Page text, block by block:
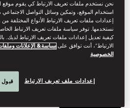
RICA BAR
نحن نستخدم ملفات تعريف الارتباط كي يقوم موقع
استخدام الموقع، وتمكين وسائل التواصل
إعدادات ملفات تعريف الارتباط الأنواع المختلفة
نستخدمها. توفر سياسة ملفات تعريف الارتباط
كيفية تعديل إعدادات ملفات تعريف الارتباط لديك.
الارتباط”، أنت توافق علىسياسة& الإعلانات
الخصوصية
إعدادات ملف تعريف الارتباط قبول